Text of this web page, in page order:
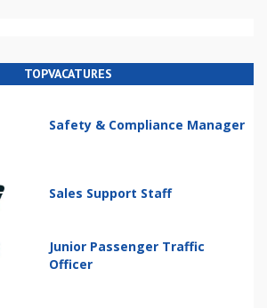
TOPVACATURES
Safety & Compliance Manager
Sales Support Staff
Junior Passenger Traffic
Officer